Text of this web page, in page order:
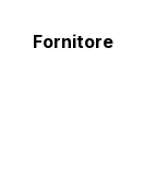
Fornitore